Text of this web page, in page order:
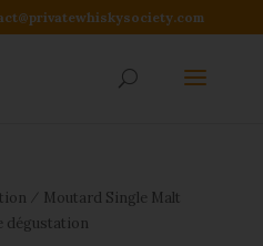
Moutard Single Malt
dégustation